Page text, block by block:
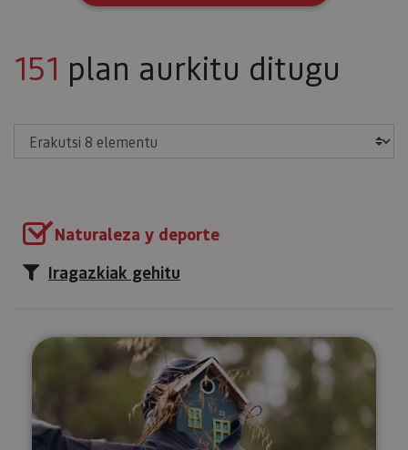
151 plan aurkitu ditugu
Naturaleza y deporte
Iragazkiak gehitu
Tximeleten ibilbidea Munetan